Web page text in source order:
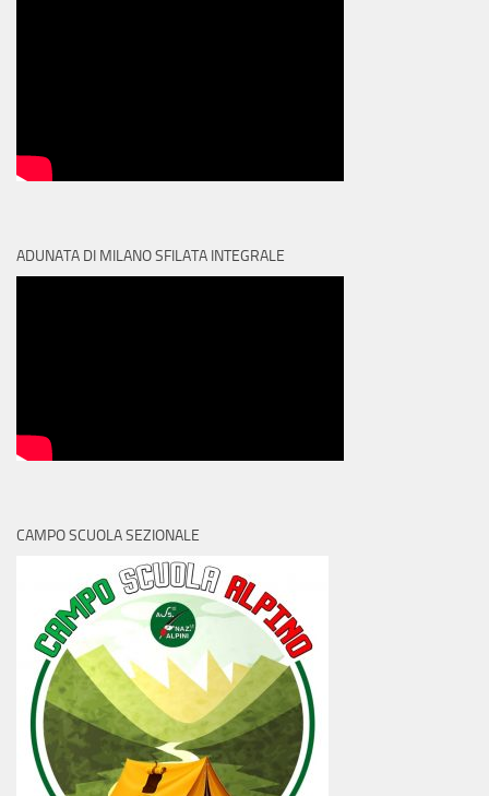
ADUNATA DI MILANO SFILATA INTEGRALE
CAMPO SCUOLA SEZIONALE